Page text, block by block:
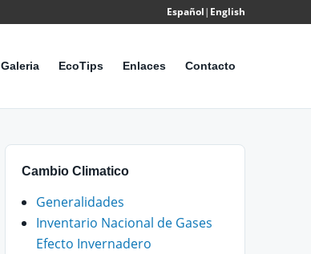
Español| English
Galeria EcoTips Enlaces Contacto
Cambio Climatico
Generalidades
Inventario Nacional de Gases
Efecto Invernadero